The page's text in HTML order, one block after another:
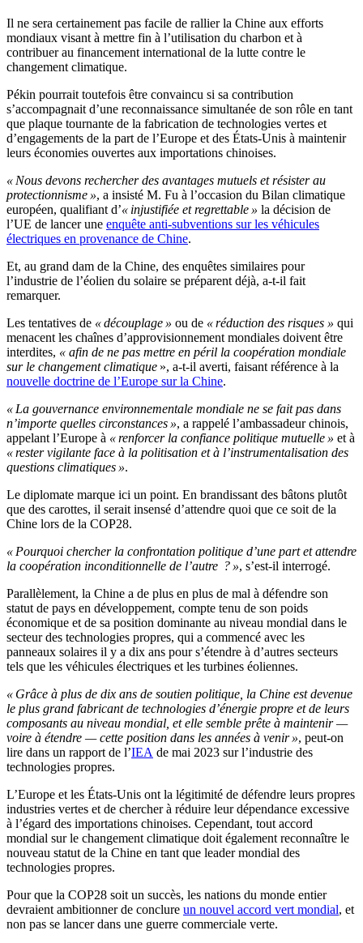
Il ne sera certainement pas facile de rallier la Chine aux efforts
mondiaux visant à mettre fin à l’utilisation du charbon et à
contribuer au financement international de la lutte contre le
changement climatique.
Pékin pourrait toutefois être convaincu si sa contribution
s’accompagnait d’une reconnaissance simultanée de son rôle en tant
que plaque tournante de la fabrication de technologies vertes et
d’engagements de la part de l’Europe et des États-Unis à maintenir
leurs économies ouvertes aux importations chinoises.
« Nous devons rechercher des avantages mutuels et résister au
protectionnisme », a insisté M. Fu à l’occasion du Bilan climatique
européen, qualifiant d’« injustifiée et regrettable » la décision de
l’UE de lancer une enquête anti-subventions sur les véhicules
électriques en provenance de Chine.
Et, au grand dam de la Chine, des enquêtes similaires pour
l’industrie de l’éolien du solaire se préparent déjà, a-t-il fait
remarquer.
Les tentatives de « découplage » ou de « réduction des risques » qui
menacent les chaînes d’approvisionnement mondiales doivent être
interdites, « afin de ne pas mettre en péril la coopération mondiale
sur le changement climatique », a-t-il averti, faisant référence à la
nouvelle doctrine de l’Europe sur la Chine.
« La gouvernance environnementale mondiale ne se fait pas dans
n’importe quelles circonstances », a rappelé l’ambassadeur chinois,
appelant l’Europe à « renforcer la confiance politique mutuelle » et à
« rester vigilante face à la politisation et à l’instrumentalisation des
questions climatiques ».
Le diplomate marque ici un point. En brandissant des bâtons plutôt
que des carottes, il serait insensé d’attendre quoi que ce soit de la
Chine lors de la COP28.
« Pourquoi chercher la confrontation politique d’une part et attendre
la coopération inconditionnelle de l’autre ? », s’est-il interrogé.
Parallèlement, la Chine a de plus en plus de mal à défendre son
statut de pays en développement, compte tenu de son poids
économique et de sa position dominante au niveau mondial dans le
secteur des technologies propres, qui a commencé avec les
panneaux solaires il y a dix ans pour s’étendre à d’autres secteurs
tels que les véhicules électriques et les turbines éoliennes.
« Grâce à plus de dix ans de soutien politique, la Chine est devenue
le plus grand fabricant de technologies d’énergie propre et de leurs
composants au niveau mondial, et elle semble prête à maintenir —
voire à étendre — cette position dans les années à venir », peut-on
lire dans un rapport de l’IEA de mai 2023 sur l’industrie des
technologies propres.
L’Europe et les États-Unis ont la légitimité de défendre leurs propres
industries vertes et de chercher à réduire leur dépendance excessive
à l’égard des importations chinoises. Cependant, tout accord
mondial sur le changement climatique doit également reconnaître le
nouveau statut de la Chine en tant que leader mondial des
technologies propres.
Pour que la COP28 soit un succès, les nations du monde entier
devraient ambitionner de conclure un nouvel accord vert mondial, et
non pas se lancer dans une guerre commerciale verte.